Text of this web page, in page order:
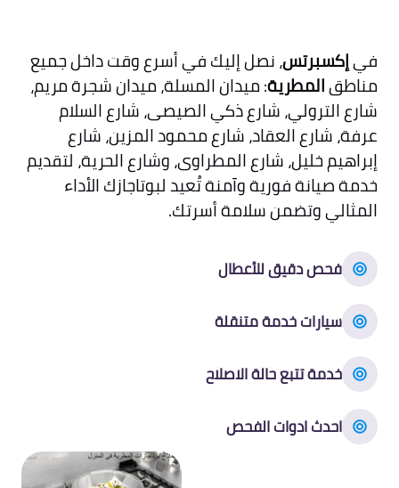
فيإكسبرتس، نصل إليك في أسرع وقت داخل جميع
مناطقالمطرية: ميدان المسلة، ميدان شجرة مريم،
شارع الترولي، شارع ذكي الصيصى، شارع السلام
عرفة، شارع العقاد، شارع محمود المزين، شارع
إبراهيم خليل، شارع المطراوى، وشارع الحرية، لتقديم
خدمة صيانة فورية وآمنة تُعيد لبوتاجازك الأداء
المثالي وتضمن سلامة أسرتك.
فحص دقيق للأعطال
سيارات خدمة متنقلة
خدمة تتبع حالة الاصلاح
احدث ادوات الفحص